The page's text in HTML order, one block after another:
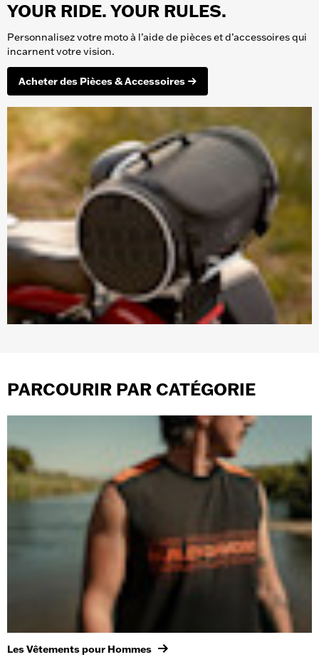
YOUR RIDE. YOUR RULES.
Personnalisez votre moto à l’aide de pièces et d’accessoires qui
incarnent votre vision.
Acheter des Pièces & Accessoires
PARCOURIR PAR CATÉGORIE
Les Vêtements pour Hommes